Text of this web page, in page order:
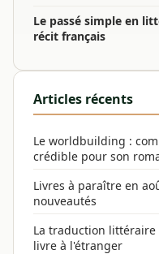
Le passé simple en
récit français
Articles récents
Le worldbuilding :
crédible pour son
Livres à paraître en
nouveautés
La traduction
livre à l'étranger